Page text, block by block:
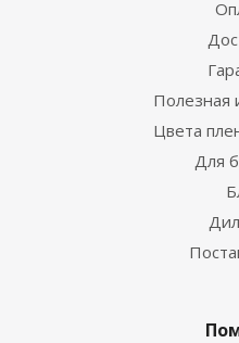
Полезная
Цвета
Для